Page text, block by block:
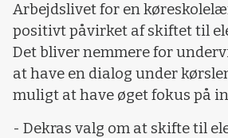
Arbejdslivet for en
positivt påvirket af skiftet til
Det bliver nemmere for
at have en dialog under
muligt at have øget fokus på
- Dekras valg om at skifte til